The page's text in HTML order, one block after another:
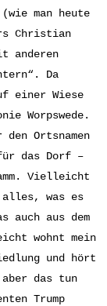
man heute
Christian
anderen
Da
einer Wiese
Worpswede.
Ortsnamen
das Dorf –
Vielleicht
alles, was es
aus dem
wohnt mein
und hört
aber das tun
Trump